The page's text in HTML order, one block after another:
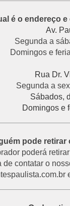
é o endereço
Av.
Segunda a
Domingos e
Rua Dr.
Segunda a
Sábados,
Domingos e
pode retirar
poderá
contatar o